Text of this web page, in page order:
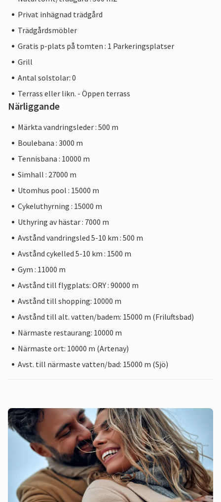
Privat inhägnad trädgård
Trädgårdsmöbler
Gratis p-plats på tomten : 1 Parkeringsplatser
Grill
Antal solstolar: 0
Terrass eller likn. - Öppen terrass
Närliggande
Märkta vandringsleder : 500 m
Boulebana : 3000 m
Tennisbana : 10000 m
Simhall : 27000 m
Utomhus pool : 15000 m
Cykeluthyrning : 15000 m
Uthyring av hästar : 7000 m
Avstånd vandringsled 5-10 km : 500 m
Avstånd cykelled 5-10 km : 1500 m
Gym : 11000 m
Avstånd till flygplats: ORY : 90000 m
Avstånd till shopping: 10000 m
Avstånd till alt. vatten/badem: 15000 m (Friluftsbad)
Närmaste restaurang: 10000 m
Närmaste ort: 10000 m (Artenay)
Avst. till närmaste vatten/bad: 15000 m (Sjö)